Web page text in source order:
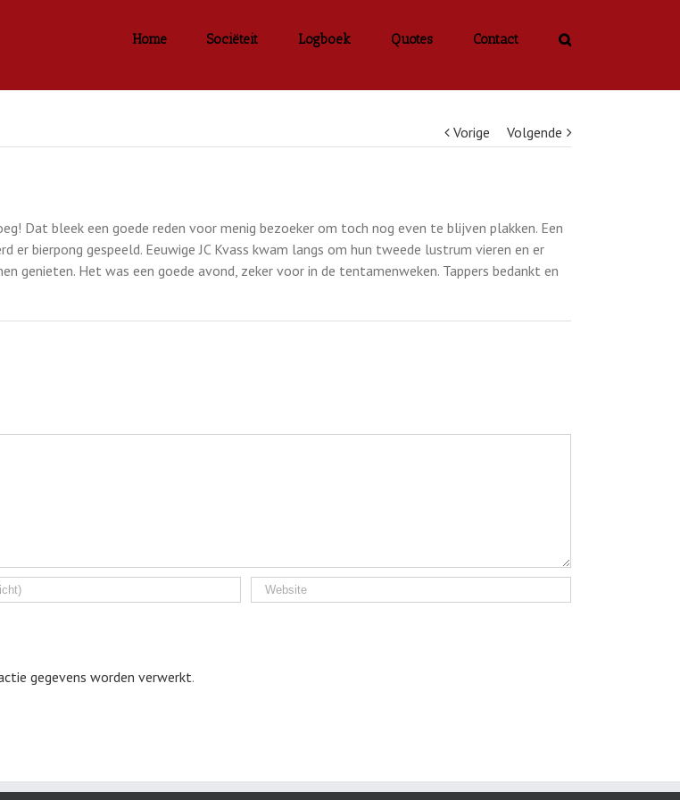
Home Sociëteit Logboek Quotes Contact
Vorige Volgende
Dat bleek een goede reden voor menig bezoeker om toch nog even te blijven plakken. Een
bierpong gespeeld. Eeuwige JC Kvass kwam langs om hun tweede lustrum vieren en er
genieten. Het was een goede avond, zeker voor in de tentamenweken. Tappers bedankt en
gegevens worden verwerkt.